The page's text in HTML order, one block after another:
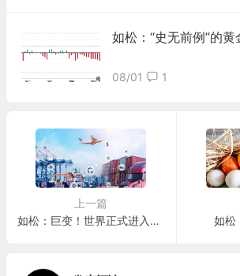
如松：“史无前例”的黄
08/01 1
上一篇
如松：巨变！世界正式进入对抗时代……
如松